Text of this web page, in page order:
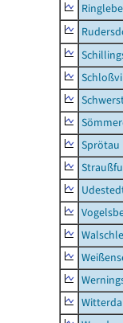
Sprötau
Witterda